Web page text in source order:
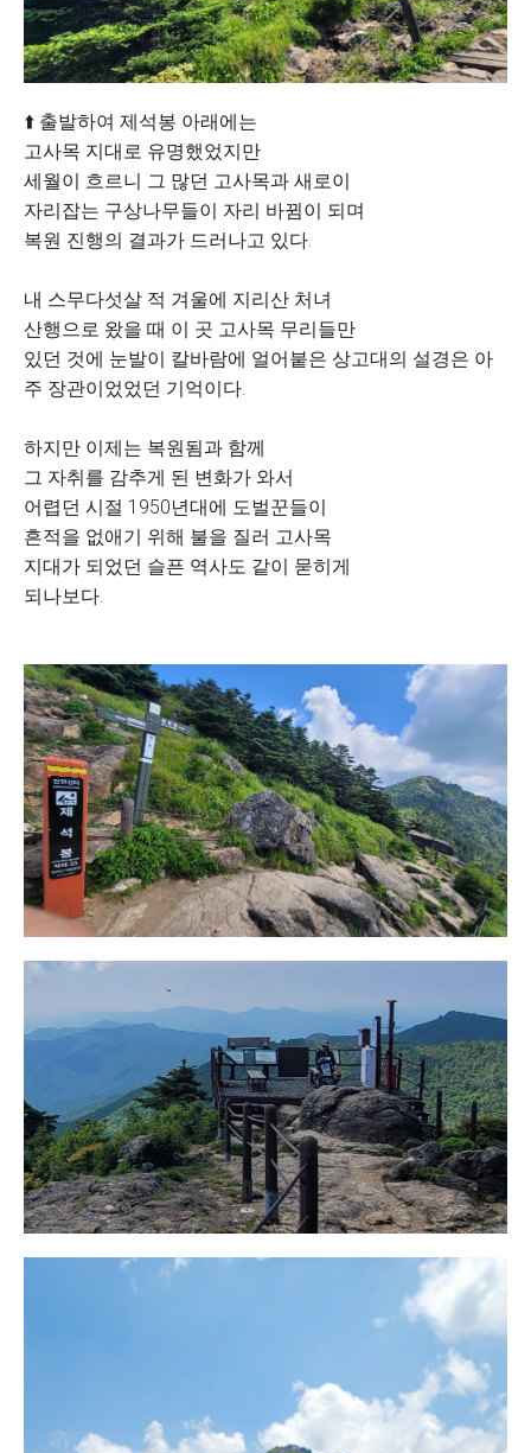
⬆️ 출발하여 제석봉 아래에는
고사목 지대로 유명했었지만
세월이 흐르니 그 많던 고사목과 새로이
자리잡는 구상나무들이 자리 바뀜이 되며
복원 진행의 결과가 드러나고 있다.
내 스무다섯살 적 겨울에 지리산 처녀
산행으로 왔을 때 이 곳 고사목 무리들만
있던 것에 눈발이 칼바람에 얼어붙은 상고대의 설경은 아
주 장관이었었던 기억이다.
하지만 이제는 복원됨과 함께
그 자취를 감추게 된 변화가 와서
어렵던 시절 1950년대에 도벌꾼들이
흔적을 없애기 위해 불을 질러 고사목
지대가 되었던 슬픈 역사도 같이 묻히게
되나보다.